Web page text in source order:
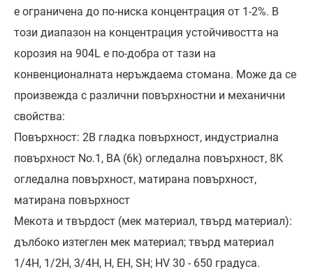
е ограничена до по-ниска концентрация от 1-2%. В
този диапазон на концентрация устойчивостта на
корозия на 904L е по-добра от тази на
конвенционалната неръждаема стомана. Може да се
произвежда с различни повърхностни и механични
свойства:
Повърхност: 2B гладка повърхност, индустриална
повърхност No.1, BA (6k) огледална повърхност, 8K
огледална повърхност, матирана повърхност,
матирана повърхност
Мекота и твърдост (мек материал, твърд материал):
дълбоко изтеглен мек материал; твърд материал
1/4H, 1/2H, 3/4H, H, EH, SH; HV 30 - 650 градуса.